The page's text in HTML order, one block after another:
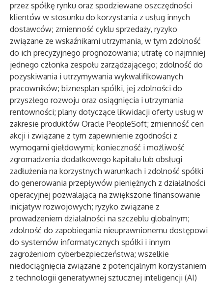
przez spółkę rynku oraz spodziewane oszczędności
klientów w stosunku do korzystania z usług innych
dostawców; zmienność cyklu sprzedaży, ryzyko
związane ze wskaźnikami utrzymania, w tym zdolność
do ich precyzyjnego prognozowania; utratę co najmniej
jednego członka zespołu zarządzającego; zdolność do
pozyskiwania i utrzymywania wykwalifikowanych
pracowników; biznesplan spółki, jej zdolności do
przyszłego rozwoju oraz osiągnięcia i utrzymania
rentowności; plany dotyczące likwidacji oferty usług w
zakresie produktów Oracle PeopleSoft; zmienność cen
akcji i związane z tym zapewnienie zgodności z
wymogami giełdowymi; konieczność i możliwość
zgromadzenia dodatkowego kapitału lub obsługi
zadłużenia na korzystnych warunkach i zdolność spółki
do generowania przepływów pieniężnych z działalności
operacyjnej pozwalającą na zwiększone finansowanie
inicjatyw rozwojowych; ryzyko związane z
prowadzeniem działalności na szczeblu globalnym;
zdolność do zapobiegania nieuprawnionemu dostępowi
do systemów informatycznych spółki i innym
zagrożeniom cyberbezpieczeństwa; wszelkie
niedociągnięcia związane z potencjalnym korzystaniem
z technologii generatywnej sztucznej inteligencji (AI)